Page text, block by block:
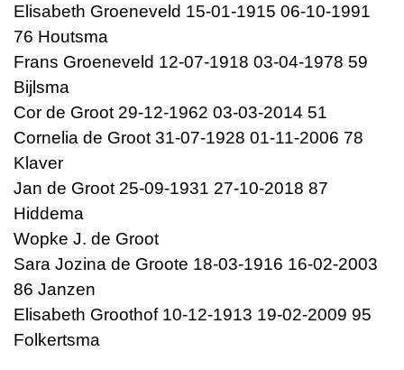
Elisabeth Groeneveld 15-01-1915 06-10-1991
76 Houtsma
Frans Groeneveld 12-07-1918 03-04-1978 59
Bijlsma
Cor de Groot 29-12-1962 03-03-2014 51
Cornelia de Groot 31-07-1928 01-11-2006 78
Klaver
Jan de Groot 25-09-1931 27-10-2018 87
Hiddema
Wopke J. de Groot
Sara Jozina de Groote 18-03-1916 16-02-2003
86 Janzen
Elisabeth Groothof 10-12-1913 19-02-2009 95
Folkertsma